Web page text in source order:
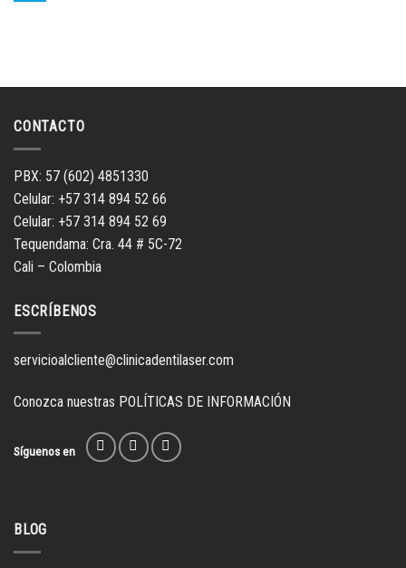
CONTACTO
PBX: 57 (602) 4851330
Celular: +57 314 894 52 66
Celular: +57 314 894 52 69
Tequendama: Cra. 44 # 5C-72
Cali – Colombia
ESCRÍBENOS
servicioalcliente@clinicadentilaser.com
Conozca nuestras POLÍTICAS DE INFORMACIÓN
Síguenos en
BLOG